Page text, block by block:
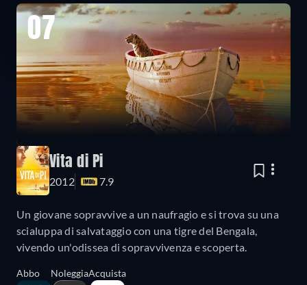
07
Vita di Pi
2012 7.9
Un giovane sopravvive a un naufragio e si trova su una
scialuppa di salvataggio con una tigre del Bengala,
vivendo un'odissea di sopravvivenza e scoperta.
Abbo NoleggiaAcquista